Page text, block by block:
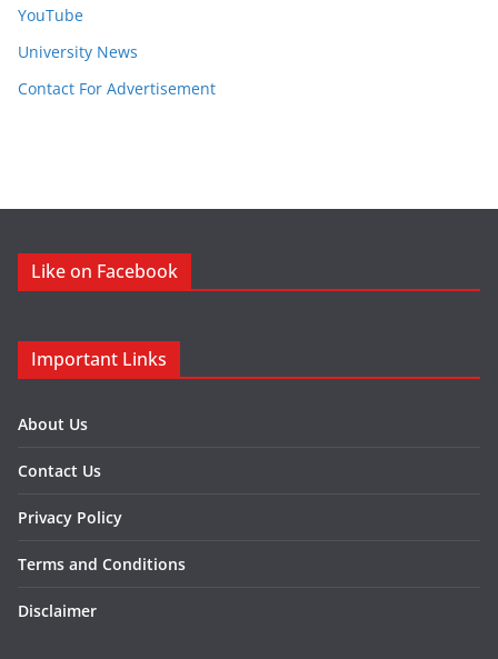
YouTube
University News
Contact For Advertisement
Like on Facebook
Important Links
About Us
Contact Us
Privacy Policy
Terms and Conditions
Disclaimer